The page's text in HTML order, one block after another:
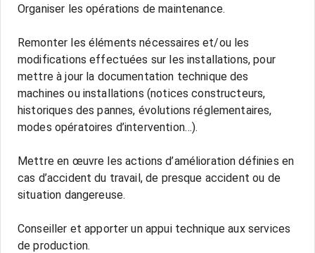
Organiser les opérations de maintenance.
Remonter les éléments nécessaires et/ou les
modifications effectuées sur les installations, pour
mettre à jour la documentation technique des
machines ou installations (notices constructeurs,
historiques des pannes, évolutions réglementaires,
modes opératoires d’intervention…).
Mettre en œuvre les actions d’amélioration définies en
cas d’accident du travail, de presque accident ou de
situation dangereuse.
Conseiller et apporter un appui technique aux services
de production.